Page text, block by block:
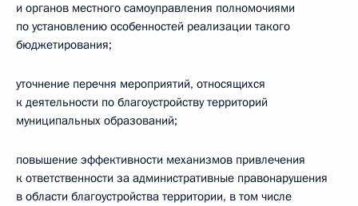
и органов местного самоуправления полномочиями
по установлению особенностей реализации такого
бюджетирования;
уточнение перечня мероприятий, относящихся
к деятельности по благоустройству территорий
муниципальных образований;
повышение эффективности механизмов привлечения
к ответственности за административные правонарушения
в области благоустройства территории, в том числе